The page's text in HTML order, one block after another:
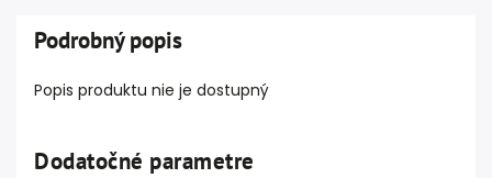
Podrobný popis
Popis produktu nie je dostupný
Dodatočné parametre